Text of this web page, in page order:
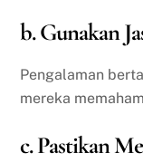
b. Gunakan
Pengalaman
mereka
c. Pastikan